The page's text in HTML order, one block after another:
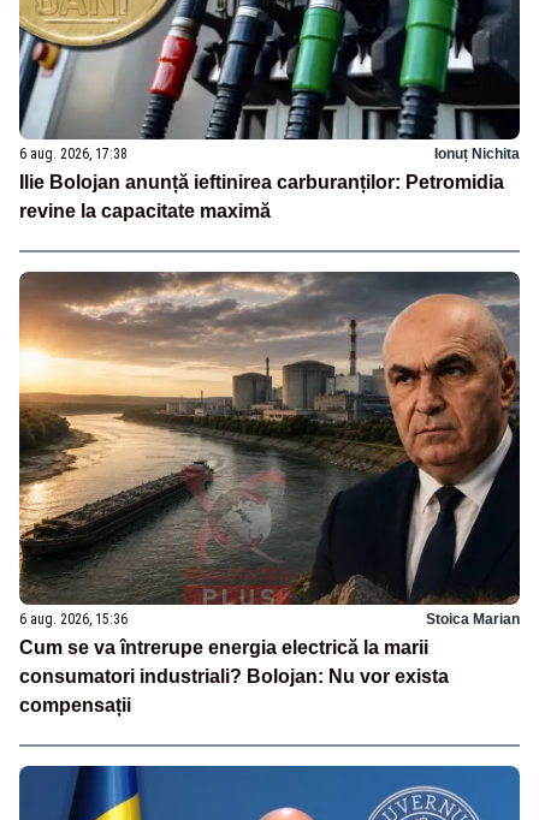
6 aug. 2026, 17:38 Ionuț Nichita
Ilie Bolojan anunță ieftinirea carburanților: Petromidia
revine la capacitate maximă
6 aug. 2026, 15:36 Stoica Marian
Cum se va întrerupe energia electrică la marii
consumatori industriali? Bolojan: Nu vor exista
compensații